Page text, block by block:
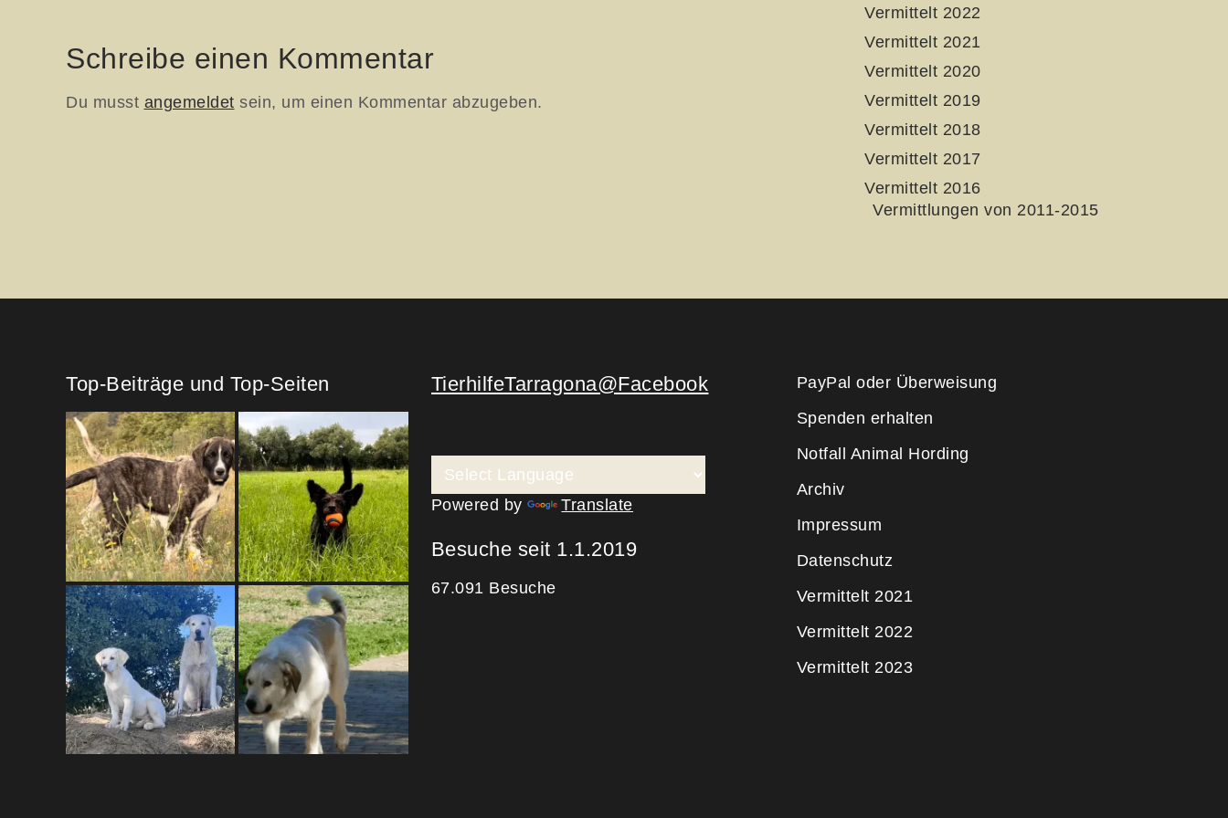
Schreibe einen Kommentar
Du musst angemeldet sein, um einen Kommentar abzugeben.
Vermittelt 2022
Vermittelt 2021
Vermittelt 2020
Vermittelt 2019
Vermittelt 2018
Vermittelt 2017
Vermittelt 2016
Vermittlungen von 2011-2015
Top-Beiträge und Top-Seiten TierhilfeTarragona@Facebook
Powered by Translate
Besuche seit 1.1.2019
67.091 Besuche
PayPal oder Überweisung
Spenden erhalten
Notfall Animal Hording
Archiv
Impressum
Datenschutz
Vermittelt 2021
Vermittelt 2022
Vermittelt 2023